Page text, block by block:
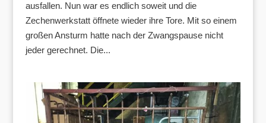
ausfallen. Nun war es endlich soweit und die
Zechenwerkstatt öffnete wieder ihre Tore. Mit so einem
großen Ansturm hatte nach der Zwangspause nicht
jeder gerechnet. Die...